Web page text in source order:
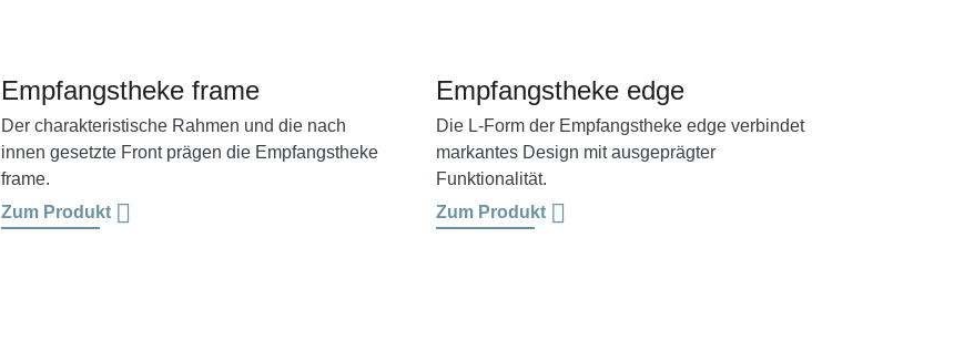
Empfangstheke frame
Der charakteristische Rahmen und die nach
innen gesetzte Front prägen die Empfangstheke
frame.
Zum Produkt
Empfangstheke edge
Die L-Form der Empfangstheke edge verbindet
markantes Design mit ausgeprägter
Funktionalität.
Zum Produkt